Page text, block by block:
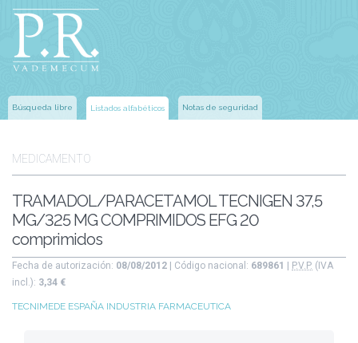
Búsqueda libre Listados alfabéticos Notas de seguridad
MEDICAMENTO
TRAMADOL/PARACETAMOL TECNIGEN 37,5
MG/325 MG COMPRIMIDOS EFG 20
comprimidos
Fecha de autorización: 08/08/2012 | Código nacional: 689861 P.V.P. (IVA
incl.): 3,34 €
TECNIMEDE ESPAÑA INDUSTRIA FARMACEUTICA